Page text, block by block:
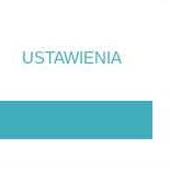
nie
prywatności
zgody
się takiemu
tylko
USTAWIENIA